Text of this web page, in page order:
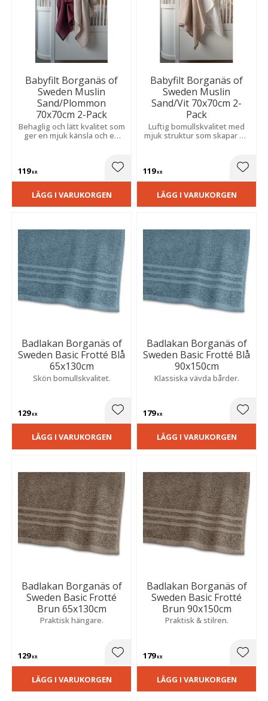
Babyfilt Borganäs of
Sweden Muslin
Sand/Plommon
70x70cm 2-Pack
Behaglig och lätt kvalitet som
ger en mjuk känsla och en
119KR Lägg till i favoriter
LÄGG I VARUKORGEN
Babyfilt Borganäs of
Sweden Muslin
Sand/Vit 70x70cm 2-
Pack
Luftig bomullskvalitet med
mjuk struktur som skapar en
119KR
LÄGG I VARUKORGEN
Badlakan Borganäs of
Sweden Basic Frotté Blå
65x130cm
Skön bomullskvalitet.
129KR Lägg till i favoriter
LÄGG I VARUKORGEN
Badlakan Borganäs of
Sweden Basic Frotté Blå
90x150cm
Klassiska vävda bårder.
179KR
LÄGG I VARUKORGEN
Badlakan Borganäs of
Sweden Basic Frotté
Brun 65x130cm
Praktisk hängare.
129KR Lägg till i favoriter
LÄGG I VARUKORGEN
Badlakan Borganäs of
Sweden Basic Frotté
Brun 90x150cm
Praktisk & stilren.
179KR
LÄGG I VARUKORGEN